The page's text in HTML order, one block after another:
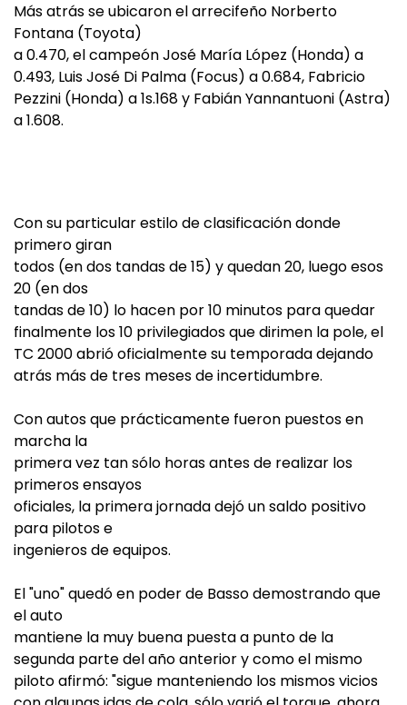
Más atrás se ubicaron el arrecifeño Norberto
Fontana (Toyota)
a 0.470, el campeón José María López (Honda) a
0.493, Luis José Di Palma (Focus) a 0.684, Fabricio
Pezzini (Honda) a 1s.168 y Fabián Yannantuoni (Astra)
a 1.608.
Con su particular estilo de clasificación donde
primero giran
todos (en dos tandas de 15) y quedan 20, luego esos
20 (en dos
tandas de 10) lo hacen por 10 minutos para quedar
finalmente los 10 privilegiados que dirimen la pole, el
TC 2000 abrió oficialmente su temporada dejando
atrás más de tres meses de incertidumbre.
Con autos que prácticamente fueron puestos en
marcha la
primera vez tan sólo horas antes de realizar los
primeros ensayos
oficiales, la primera jornada dejó un saldo positivo
para pilotos e
ingenieros de equipos.
El "uno" quedó en poder de Basso demostrando que
el auto
mantiene la muy buena puesta a punto de la
segunda parte del año anterior y como el mismo
piloto afirmó: "sigue manteniendo los mismos vicios